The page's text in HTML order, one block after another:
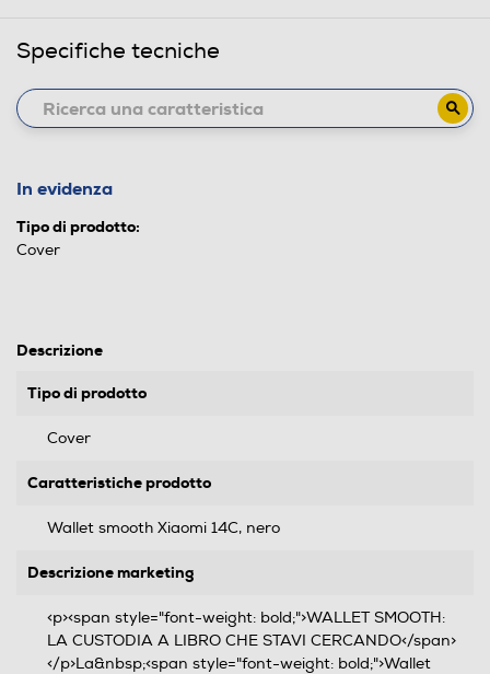
Specifiche tecniche
In evidenza
Tipo di prodotto:
Cover
Descrizione
Tipo di prodotto
Cover
Caratteristiche prodotto
Wallet smooth Xiaomi 14C, nero
Descrizione marketing
<p><span style="font-weight: bold;">WALLET SMOOTH:
LA CUSTODIA A LIBRO CHE STAVI CERCANDO</span>
</p>La&nbsp;<span style="font-weight: bold;">Wallet